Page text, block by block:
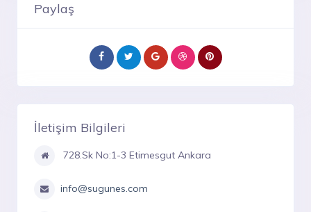
Paylaş
İletişim Bilgileri
728.Sk No:1-3 Etimesgut Ankara
info@sugunes.com